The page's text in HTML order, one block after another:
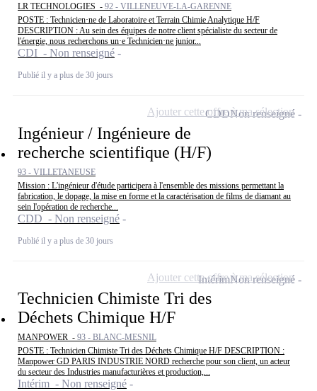
LR TECHNOLOGIES - 92 - VILLENEUVE-LA-GARENNE
POSTE : Technicien·ne de Laboratoire et Terrain Chimie Analytique H/F
DESCRIPTION : Au sein des équipes de notre client spécialiste du secteur de
l'énergie, nous recherchons un·e Technicien·ne junior...
CDI - Non renseigné
Publié il y a plus de 30 jours
Ingénieur / Ingénieure de
recherche scientifique (H/F)
93 - VILLETANEUSE
Mission : L'ingénieur d'étude participera à l'ensemble des missions permettant la
fabrication, le dopage, la mise en forme et la caractérisation de films de diamant au
sein l'opération de recherche...
CDD - Non renseigné
Publié il y a plus de 30 jours
CDDNon renseigné
Ajouter cette offre à ma sélection
Technicien Chimiste Tri des
Déchets Chimique H/F
MANPOWER - 93 - BLANC-MESNIL
POSTE : Technicien Chimiste Tri des Déchets Chimique H/F DESCRIPTION :
Manpower GD PARIS INDUSTRIE NORD recherche pour son client, un acteur
du secteur des Industries manufacturières et production,...
Intérim - Non renseigné
IntérimNon renseigné
Ajouter cette offre à ma sélection